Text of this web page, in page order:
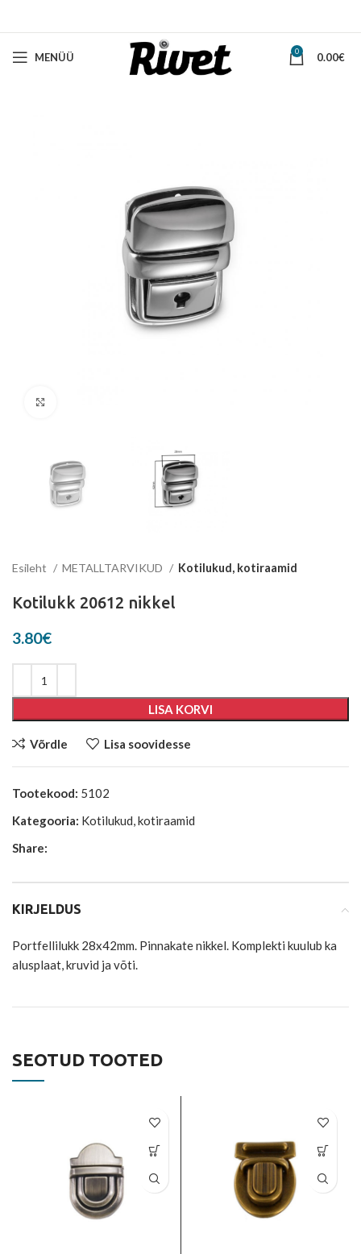
MENÜÜ 0 0.00€
Esileht METALLTARVIKUD Kotilukud, kotiraamid
Kotilukk 20612 nikkel
3.80€
LISA KORVI
Võrdle Lisa soovidesse
Tootekood: 5102
Kategooria: Kotilukud, kotiraamid
Share:
KIRJELDUS
Portfellilukk 28x42mm. Pinnakate nikkel. Komplekti kuulub ka
alusplaat, kruvid ja võti.
SEOTUD TOOTED